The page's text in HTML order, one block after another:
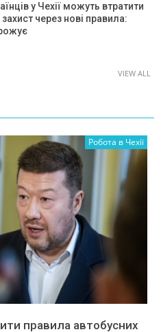
у Чехії можуть втратити
через нові правила:
VIEW ALL
Робота в Чехії
правила автобусних